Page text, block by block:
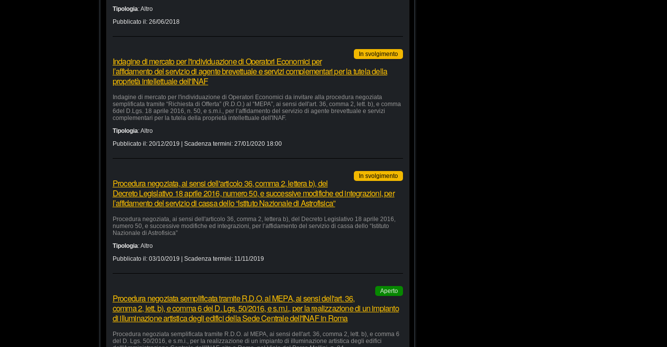
Tipologia:Altro
Pubblicato il: 26/06/2018
In svolgimento
Indagine di mercato per l'individuazione di Operatori Economici per
l’affidamento del servizio di agente brevettuale e servizi complementari per la tutela della
proprietà intellettuale dell'INAF
Indagine di mercato per l'individuazione di Operatori Economici da invitare alla procedura negoziata
semplificata tramite “Richiesta di Offerta” (R.D.O.) al “MEPA”, ai sensi dell'art. 36, comma 2, lett. b), e comma
6del D.Lgs. 18 aprile 2016, n. 50, e s.m.i., per l’affidamento del servizio di agente brevettuale e servizi
complementari per la tutela della proprietà intellettuale dell'INAF.
Tipologia:Altro
Pubblicato il: 20/12/2019 | Scadenza termini: 27/01/2020 18:00
In svolgimento
Procedura negoziata, ai sensi dell'articolo 36, comma 2, lettera b), del
Decreto Legislativo 18 aprile 2016, numero 50, e successive modifiche ed integrazioni, per
l’affidamento del servizio di cassa dello “Istituto Nazionale di Astrofisica”
Procedura negoziata, ai sensi dell'articolo 36, comma 2, lettera b), del Decreto Legislativo 18 aprile 2016,
numero 50, e successive modifiche ed integrazioni, per l’affidamento del servizio di cassa dello “Istituto
Nazionale di Astrofisica”
Tipologia:Altro
Pubblicato il: 03/10/2019 | Scadenza termini: 11/11/2019
Aperto
Procedura negoziata semplificata tramite R.D.O. al MEPA, ai sensi dell'art. 36,
comma 2, lett. b), e comma 6 del D. Lgs. 50/2016, e s.m.i., per la realizzazione di un impianto
di illuminazione artistica degli edifici della Sede Centrale dell'INAF in Roma
Procedura negoziata semplificata tramite R.D.O. al MEPA, ai sensi dell'art. 36, comma 2, lett. b), e comma 6
del D. Lgs. 50/2016, e s.m.i., per la realizzazione di un impianto di illuminazione artistica degli edifici